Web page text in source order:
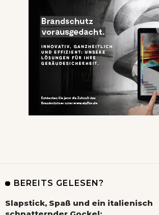
BEREITS GELESEN?
Slapstick, Spaß und ein italienisch